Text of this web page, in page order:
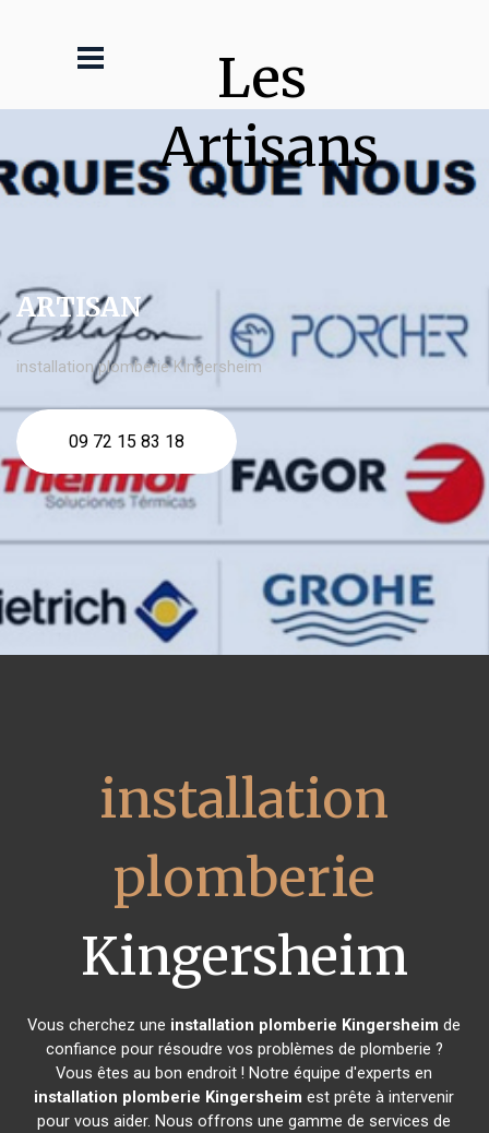
Les
Artisans
ARTISAN
installation plomberie Kingersheim
09 72 15 83 18
installation
plomberie
Kingersheim
Vous cherchez une installation plomberie Kingersheim de
confiance pour résoudre vos problèmes de plomberie ?
Vous êtes au bon endroit ! Notre équipe d'experts en
installation plomberie Kingersheim est prête à intervenir
pour vous aider. Nous offrons une gamme de services de